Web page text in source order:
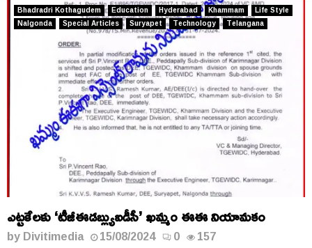
Bhadradri Kothagudem Education Hyderabad Khammam
Life Style
Nalgonda
Special Articles Suryapet Technology Telangana
ఎట్టకేలకు ‘టీజీఈడబ్ల్యుఐడీసీ’ ఖమ్మం ఈఈ నియామకం
byDivitimedia 15/08/2024 0 157